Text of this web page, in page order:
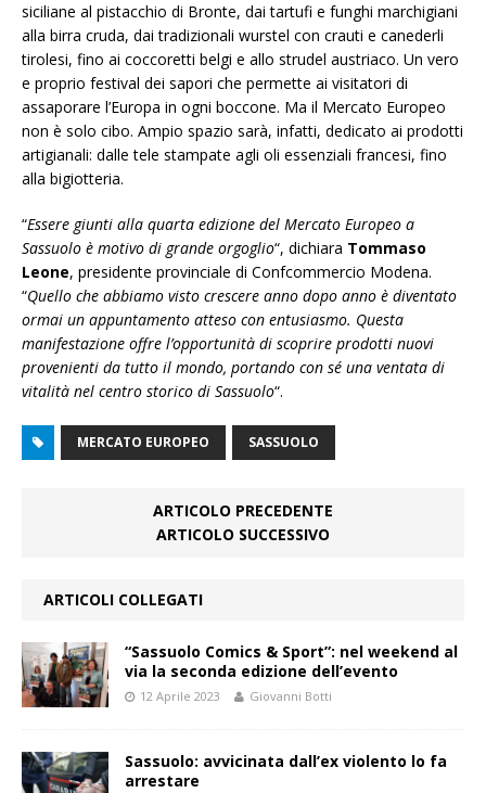
siciliane al pistacchio di Bronte, dai tartufi e funghi marchigiani
alla birra cruda, dai tradizionali wurstel con crauti e canederli
tirolesi, fino ai coccoretti belgi e allo strudel austriaco. Un vero
e proprio festival dei sapori che permette ai visitatori di
assaporare l’Europa in ogni boccone. Ma il Mercato Europeo
non è solo cibo. Ampio spazio sarà, infatti, dedicato ai prodotti
artigianali: dalle tele stampate agli oli essenziali francesi, fino
alla bigiotteria.
“Essere giunti alla quarta edizione del Mercato Europeo a
Sassuolo è motivo di grande orgoglio“, dichiara Tommaso
Leone, presidente provinciale di Confcommercio Modena.
“Quello che abbiamo visto crescere anno dopo anno è diventato
ormai un appuntamento atteso con entusiasmo. Questa
manifestazione offre l’opportunità di scoprire prodotti nuovi
provenienti da tutto il mondo, portando con sé una ventata di
vitalità nel centro storico di Sassuolo“.
MERCATO EUROPEO SASSUOLO
ARTICOLO PRECEDENTE
ARTICOLO SUCCESSIVO
ARTICOLI COLLEGATI
“Sassuolo Comics & Sport”: nel weekend al
via la seconda edizione dell’evento
12 Aprile 2023 Giovanni Botti
Sassuolo: avvicinata dall’ex violento lo fa
arrestare